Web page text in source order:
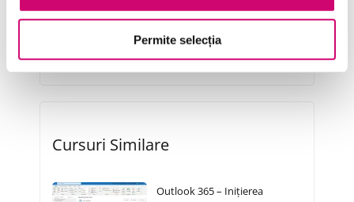
Permite selecția
Transformare Digitală
Vânzări și negocieri
Cursuri Similare
Outlook 365 – Inițierea